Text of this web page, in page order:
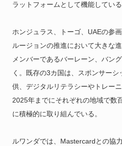
ラットフォームとして機能している
ホンジュラス、トーゴ、UAEの参
ルージョンの推進において大きな
メンバーであるバーレーン、バン
く。既存の3カ国は、スポンサー
供、デジタルリテラシーやトレー
2025年までにそれぞれの地域で数
に積極的に取り組んでいる。
ルワンダでは、Mastercardとの協